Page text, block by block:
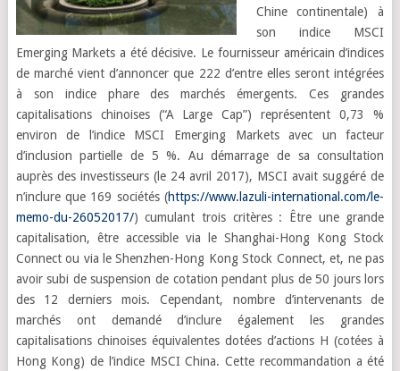
Chine continentale) à
son indice MSCI
Emerging Markets a été décisive. Le fournisseur américain d’indices
de marché vient d’annoncer que 222 d’entre elles seront intégrées
à son indice phare des marchés émergents. Ces grandes
capitalisations chinoises (“A Large Cap”) représentent 0,73 %
environ de l’indice MSCI Emerging Markets avec un facteur
d’inclusion partielle de 5 %. Au démarrage de sa consultation
auprès des investisseurs (le 24 avril 2017), MSCI avait suggéré de
n’inclure que 169 sociétés (https://www.lazuli-international.com/le-
memo-du-26052017/) cumulant trois critères : Être une grande
capitalisation, être accessible via le Shanghai-Hong Kong Stock
Connect ou via le Shenzhen-Hong Kong Stock Connect, et, ne pas
avoir subi de suspension de cotation pendant plus de 50 jours lors
des 12 derniers mois. Cependant, nombre d’intervenants de
marchés ont demandé d’inclure également les grandes
capitalisations chinoises équivalentes dotées d’actions H (cotées à
Hong Kong) de l’indice MSCI China. Cette recommandation a été